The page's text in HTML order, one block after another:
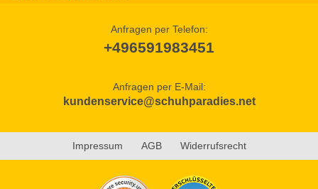
Anfragen per Telefon:
+496591983451
Anfragen per E-Mail:
kundenservice@schuhparadies.net
Impressum AGB Widerrufsrecht